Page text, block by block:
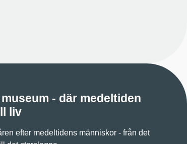
- där medeltiden
liv
efter medeltidens människor - från det